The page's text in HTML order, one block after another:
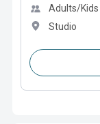
Adults/Kids
Studio